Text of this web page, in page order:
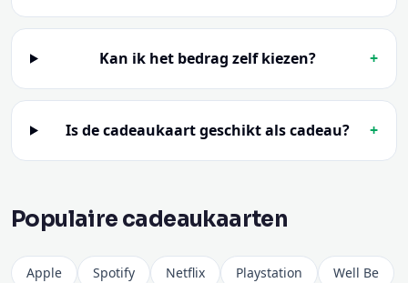
Kan ik het bedrag zelf kiezen? +
Is de cadeaukaart geschikt als cadeau? +
Populaire cadeaukaarten
Apple Spotify Netflix Playstation Well Be